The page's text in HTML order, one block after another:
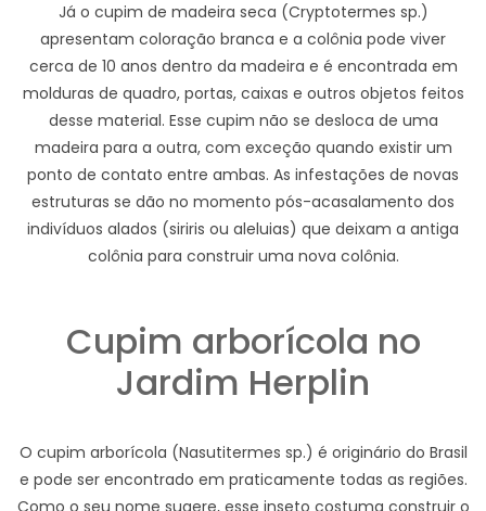
Já o cupim de madeira seca (Cryptotermes sp.)
apresentam coloração branca e a colônia pode viver
cerca de 10 anos dentro da madeira e é encontrada em
molduras de quadro, portas, caixas e outros objetos feitos
desse material. Esse cupim não se desloca de uma
madeira para a outra, com exceção quando existir um
ponto de contato entre ambas. As infestações de novas
estruturas se dão no momento pós-acasalamento dos
indivíduos alados (siriris ou aleluias) que deixam a antiga
colônia para construir uma nova colônia.
Cupim arborícola no
Jardim Herplin
O cupim arborícola (Nasutitermes sp.) é originário do Brasil
e pode ser encontrado em praticamente todas as regiões.
Como o seu nome sugere, esse inseto costuma construir o